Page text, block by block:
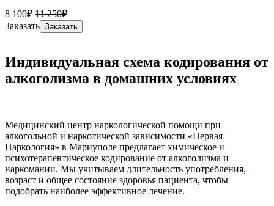
8 100₽ 11 250₽
Заказать Заказать
Индивидуальная схема кодирования от
алкоголизма в домашних условиях
Медицинский центр наркологической помощи при
алкогольной и наркотической зависимости «Первая
Наркология» в Мариуполе предлагает химическое и
психотерапевтическое кодирование от алкоголизма и
наркомании. Мы учитываем длительность употребления,
возраст и общее состояние здоровья пациента, чтобы
подобрать наиболее эффективное лечение.